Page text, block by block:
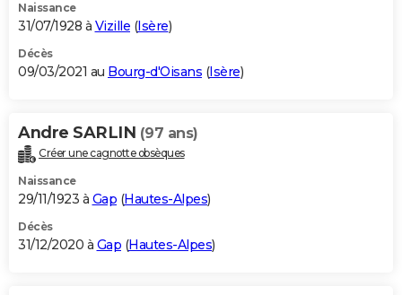
Naissance
31/07/1928 à Vizille (Isère)
Décès
09/03/2021 au Bourg-d'Oisans (Isère)
Andre SARLIN (97 ans)
Créer une cagnotte obsèques
Naissance
29/11/1923 à Gap (Hautes-Alpes)
Décès
31/12/2020 à Gap (Hautes-Alpes)